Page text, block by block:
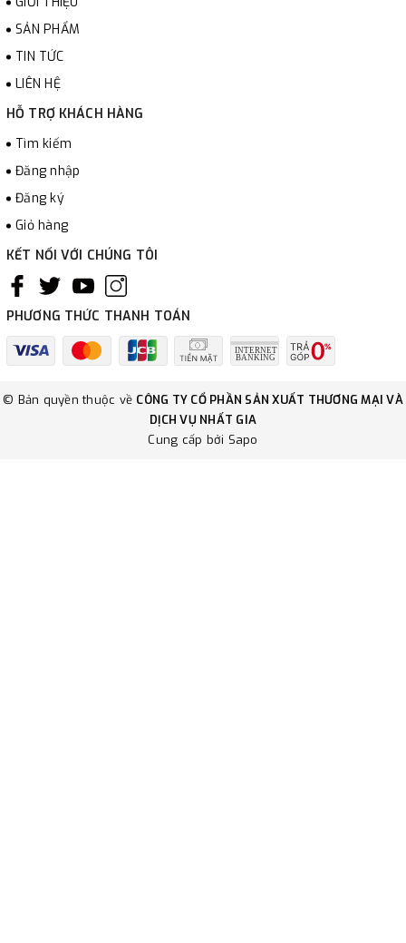
SẢN PHẨM
TIN TỨC
LIÊN HỆ
HỖ TRỢ KHÁCH HÀNG
Tìm kiếm
Đăng nhập
Đăng ký
Giỏ hàng
KẾT NỐI VỚI CHÚNG TÔI
PHƯƠNG THỨC THANH TOÁN
© Bản quyền thuộc về CÔNG TY CỔ PHẦN SẢN XUẤT THƯƠNG MẠI VÀ
DỊCH VỤ NHẤT GIA
Cung cấp bởi Sapo